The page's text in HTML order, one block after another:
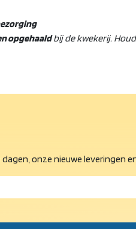
opgehaaldbij de kwekerij.
onze nieuwe leveringen